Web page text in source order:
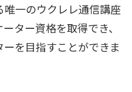
一のウクレレ通信講座
ター資格を取得でき、
を目指すことができま